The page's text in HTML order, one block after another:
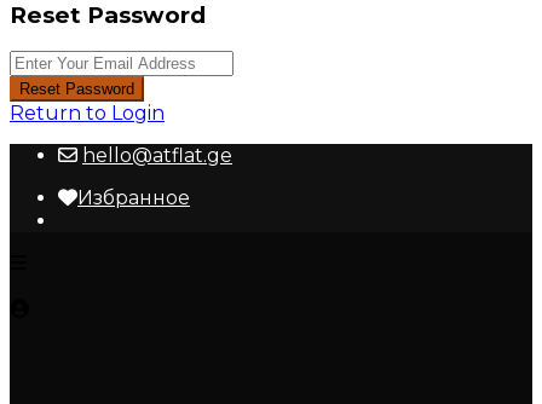
Reset Password
Reset Password
Return to Login
hello@atflat.ge
Избранное